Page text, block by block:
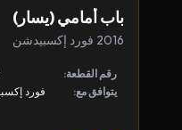
باب أمامي (يسار)
2016 فورد إكسبيدشن
رقم القطعة:
يتوافق مع: